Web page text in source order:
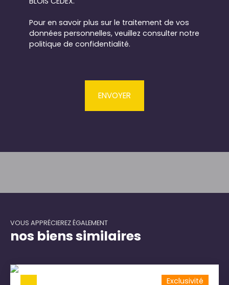
Pour en savoir plus sur le traitement de vos
données personnelles, veuillez consulter notre
politique de confidentialité.
ENVOYER
VOUS APPRÉCIEREZ ÉGALEMENT
nos biens similaires
Exclusivité